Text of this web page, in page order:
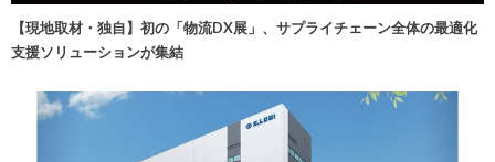
【現地取材・独自】初の「物流DX展」、サプライチェーン全体の最適化
支援ソリューションが集結